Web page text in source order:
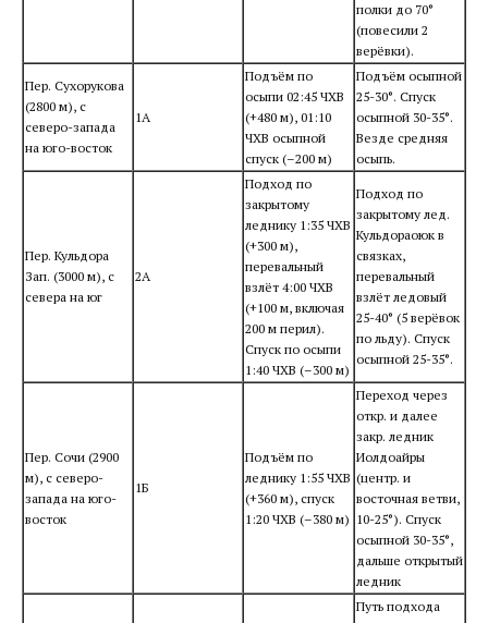
полки до 70°
(повесили 2
верёвки).
Пер. Сухорукова
(2800 м), с
северо-запада
на юго-восток
1А
Подъём по
осыпи 02:45 ЧХВ
(+480 м), 01:10
ЧХВ осыпной
спуск (–200 м)
Подъём осыпной
25-30°. Спуск
осыпной 30-35°.
Везде средняя
осыпь.
Пер. Кульдора
Зап. (3000 м), с
севера на юг
2А
Подход по
закрытому
леднику 1:35 ЧХВ
(+300 м),
перевальный
взлёт 4:00 ЧХВ
(+100 м, включая
200 м перил).
Спуск по осыпи
1:40 ЧХВ (–300 м)
Подход по
закрытому лед.
Кульдораоюк в
связках,
перевальный
взлёт ледовый
25-40° (5 верёвок
по льду). Спуск
осыпной 25-35°.
Пер. Сочи (2900
м), с северо-
запада на юго-
восток
1Б
Подъём по
леднику 1:55 ЧХВ
(+360 м), спуск
1:20 ЧХВ (–380 м)
Переход через
откр. и далее
закр. ледник
Иолдоайры
(центр. и
восточная ветви,
10-25°). Спуск
осыпной 30-35°,
дальше открытый
ледник
Путь подхода